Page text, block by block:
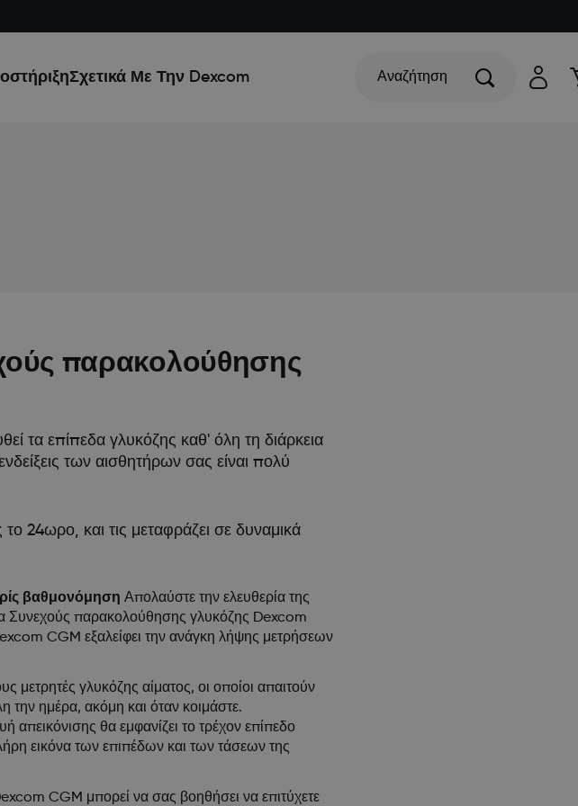
Σχετικά Με Την Dexcom Αναζήτηση
παρακολούθησης
τα επίπεδα γλυκόζης καθ' όλη τη διάρκεια
των αισθητήρων σας είναι πολύ
24ωρο, και τις μεταφράζει σε δυναμικά
βαθμονόμηση Απολαύστε την ελευθερία της
Συνεχούς παρακολούθησης γλυκόζης Dexcom
CGM εξαλείφει την ανάγκη λήψης μετρήσεων
μετρητές γλυκόζης αίματος, οι οποίοι απαιτούν
την ημέρα, ακόμη και όταν κοιμάστε.
θα εμφανίζει το τρέχον επίπεδο
εικόνα των επιπέδων και των τάσεων της
CGM μπορεί να σας βοηθήσει να επιτύχετε